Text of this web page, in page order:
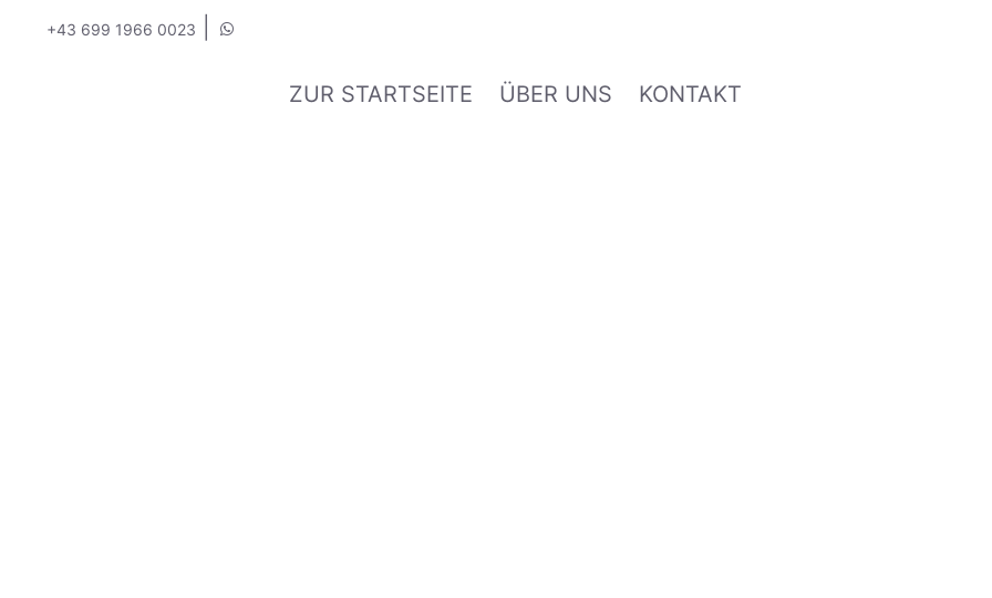
+43 699 1966 0023
ZUR STARTSEITE ÜBER UNS KONTAKT